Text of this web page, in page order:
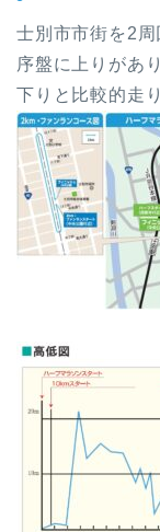
士別市市街を2周
序盤に上りがあ
下りと比較的走